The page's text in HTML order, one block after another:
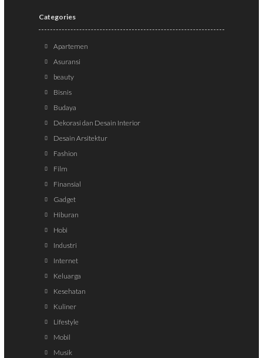
Categories
Apartemen
Asuransi
beauty
Bisnis
Budaya
Dekorasi dan Desain Interior
Desain Arsitektur
Fashion
Film
Finansial
Gadget
Hiburan
Hobi
Industri
Internet
Keluarga
Kesehatan
Kuliner
Lifestyle
Mobil
Musik